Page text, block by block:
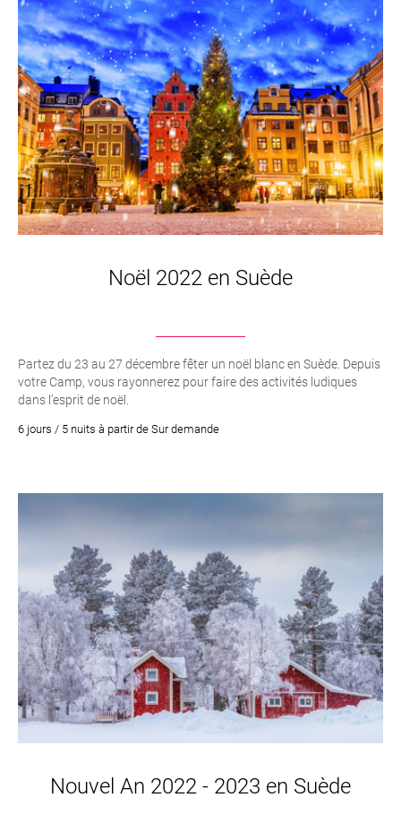
Noël 2022 en Suède
Partez du 23 au 27 décembre fêter un noël blanc en Suède. Depuis
votre Camp, vous rayonnerez pour faire des activités ludiques
dans l’esprit de noël.
6 jours / 5 nuits à partir de Sur demande
Nouvel An 2022 - 2023 en Suède